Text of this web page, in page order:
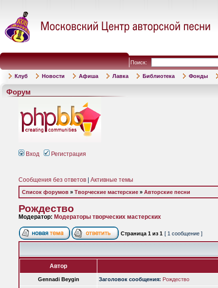
Поиск:
Клуб Новости Афиша Лавка Библиотека Фонды
Форум
Вход Регистрация
Сообщения без ответов Активные темы
Список форумов » Творческие мастерские » Авторские песни
Рождество
Модератор: Модераторы творческих мастерских
Страница 1 из 1 [ 1 сообщение ]
Автор
Gennadi Beygin Заголовок сообщения: Рождество